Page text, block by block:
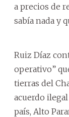
a precios de
sabía nada y
Ruiz Díaz
operativo”
tierras del
acuerdo
país, Alto